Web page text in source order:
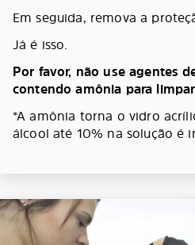
Em seguida, remova a
Já é isso.
Por favor, não use agentes
contendo amônia para
*A amônia torna o vidro
álcool até 10% na solução é